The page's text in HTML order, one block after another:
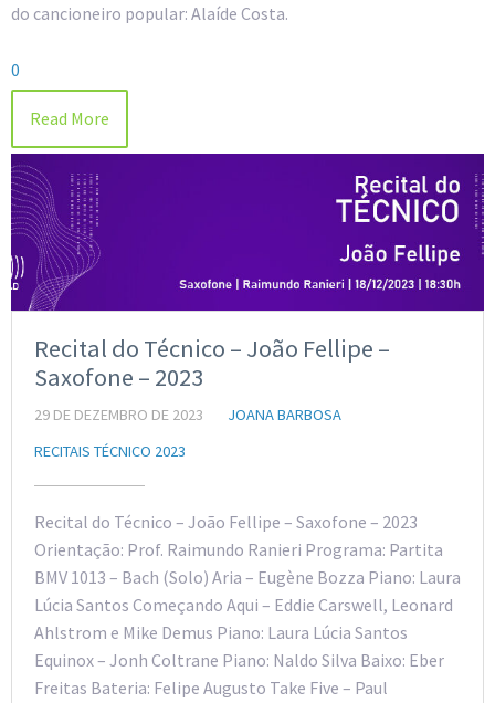
do cancioneiro popular: Alaíde Costa.
0
Read More
Recital do Técnico – João Fellipe –
Saxofone – 2023
29 DE DEZEMBRO DE 2023
JOANA BARBOSA
RECITAIS TÉCNICO 2023
Recital do Técnico – João Fellipe – Saxofone – 2023
Orientação: Prof. Raimundo Ranieri Programa: Partita
BMV 1013 – Bach (Solo) Aria – Eugène Bozza Piano: Laura
Lúcia Santos Começando Aqui – Eddie Carswell, Leonard
Ahlstrom e Mike Demus Piano: Laura Lúcia Santos
Equinox – Jonh Coltrane Piano: Naldo Silva Baixo: Eber
Freitas Bateria: Felipe Augusto Take Five – Paul